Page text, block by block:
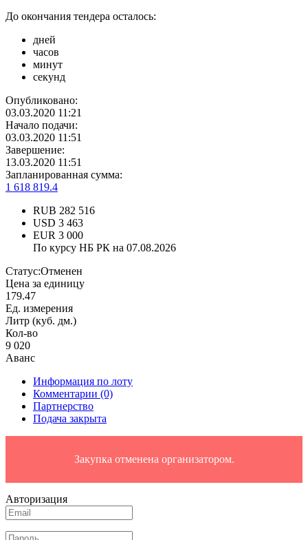
До окончания тендера осталось:
дней
часов
минут
секунд
Опубликовано:
03.03.2020 11:21
Начало подачи:
03.03.2020 11:51
Завершение:
13.03.2020 11:51
Запланированная сумма:
1 618 819.4
RUB 282 516
USD 3 463
EUR 3 000
По курсу НБ РК на 07.08.2026
Статус:Отменен
Цена за единицу
179.47
Ед. измерения
Литр (куб. дм.)
Кол-во
9 020
Аванс
Информация по лоту
Комментарии (0)
Партнерство
Подача закрыта
Закупка отменена организатором.
Авторизация